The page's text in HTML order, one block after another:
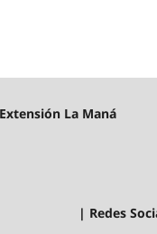
La Maná
| Redes